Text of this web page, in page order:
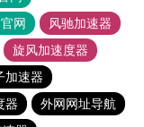
网
风驰加速器
旋风加速度器
加速器
器
外网网址导航